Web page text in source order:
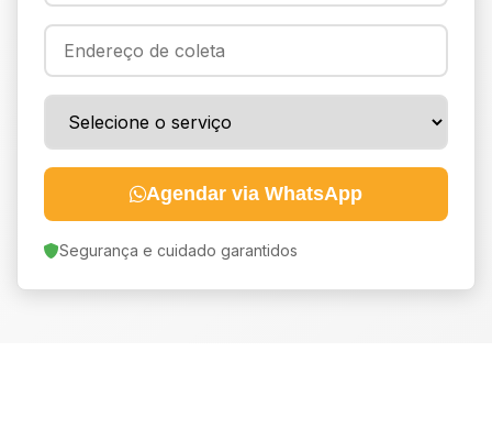
Agendar via WhatsApp
Segurança e cuidado garantidos